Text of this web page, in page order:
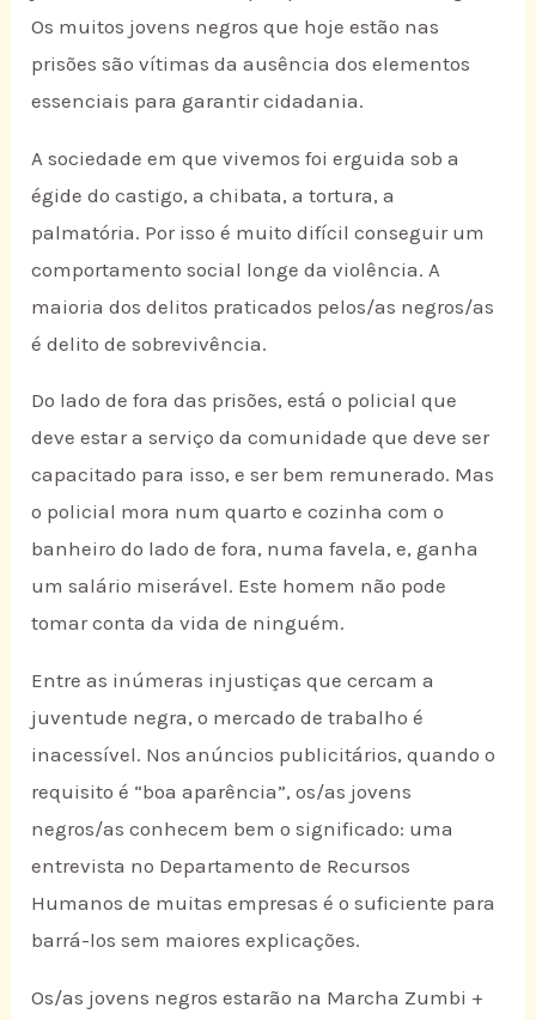
Os muitos jovens negros que hoje estão nas
prisões são vítimas da ausência dos elementos
essenciais para garantir cidadania.
A sociedade em que vivemos foi erguida sob a
égide do castigo, a chibata, a tortura, a
palmatória. Por isso é muito difícil conseguir um
comportamento social longe da violência. A
maioria dos delitos praticados pelos/as negros/as
é delito de sobrevivência.
Do lado de fora das prisões, está o policial que
deve estar a serviço da comunidade que deve ser
capacitado para isso, e ser bem remunerado. Mas
o policial mora num quarto e cozinha com o
banheiro do lado de fora, numa favela, e, ganha
um salário miserável. Este homem não pode
tomar conta da vida de ninguém.
Entre as inúmeras injustiças que cercam a
juventude negra, o mercado de trabalho é
inacessível. Nos anúncios publicitários, quando o
requisito é “boa aparência”, os/as jovens
negros/as conhecem bem o significado: uma
entrevista no Departamento de Recursos
Humanos de muitas empresas é o suficiente para
barrá-los sem maiores explicações.
Os/as jovens negros estarão na Marcha Zumbi +